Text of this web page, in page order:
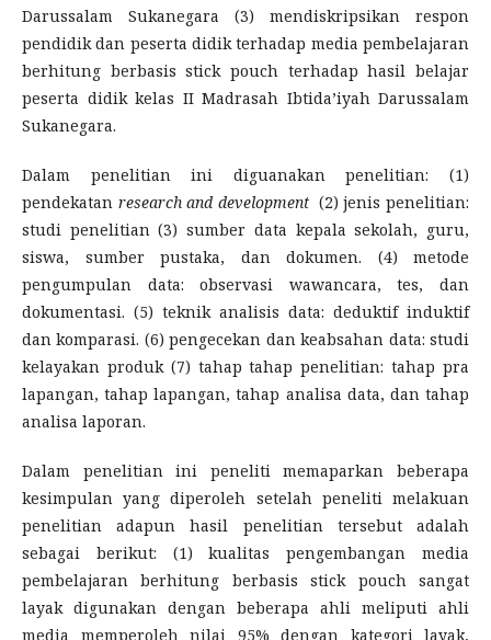
Darussalam Sukanegara (3) mendiskripsikan respon
pendidik dan peserta didik terhadap media pembelajaran
berhitung berbasis stick pouch terhadap hasil belajar
peserta didik kelas II Madrasah Ibtida’iyah Darussalam
Sukanegara.
Dalam penelitian ini diguanakan penelitian: (1)
pendekatan research and development (2) jenis penelitian:
studi penelitian (3) sumber data kepala sekolah, guru,
siswa, sumber pustaka, dan dokumen. (4) metode
pengumpulan data: observasi wawancara, tes, dan
dokumentasi. (5) teknik analisis data: deduktif induktif
dan komparasi. (6) pengecekan dan keabsahan data: studi
kelayakan produk (7) tahap tahap penelitian: tahap pra
lapangan, tahap lapangan, tahap analisa data, dan tahap
analisa laporan.
Dalam penelitian ini peneliti memaparkan beberapa
kesimpulan yang diperoleh setelah peneliti melakuan
penelitian adapun hasil penelitian tersebut adalah
sebagai berikut: (1) kualitas pengembangan media
pembelajaran berhitung berbasis stick pouch sangat
layak digunakan dengan beberapa ahli meliputi ahli
media memperoleh nilai 95% dengan kategori layak,